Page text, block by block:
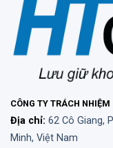
CÔNG TY TRÁCH
Địa chỉ: 62 Cô Giang,
Minh, Việt Nam